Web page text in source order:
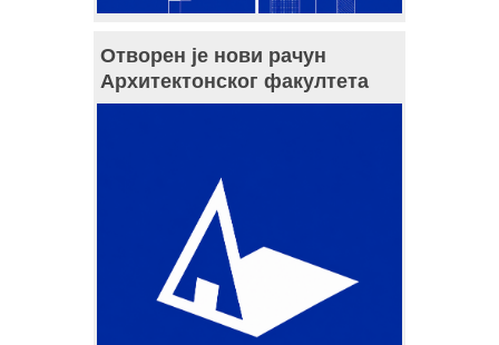
Отворен је нови рачун
Архитектонског факултета